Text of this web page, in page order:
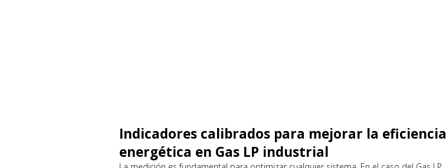
Indicadores calibrados para mejorar la eficiencia
energética en Gas LP industrial